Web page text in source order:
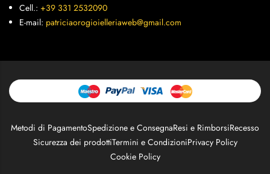
Cell.: +39 331 2532090
E-mail: patriciaorogioielleriaweb@gmail.com
Metodi di PagamentoSpedizione e ConsegnaResi e RimborsiRecesso
Sicurezza dei prodottiTermini e CondizioniPrivacy Policy
Cookie Policy